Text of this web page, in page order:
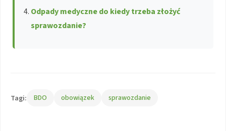
Odpady medyczne do kiedy trzeba złożyć
sprawozdanie?
Tagi: BDO obowiązek sprawozdanie